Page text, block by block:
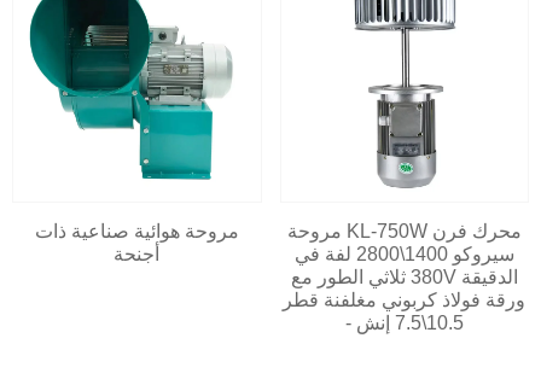
مروحة هوائية صناعية ذات
أجنحة
محرك فرن KL-750W مروحة
سيروكو 1400\2800 لفة في
الدقيقة 380V ثلاثي الطور مع
ورقة فولاذ كربوني مغلفنة قطر
10.5\7.5 إنش -